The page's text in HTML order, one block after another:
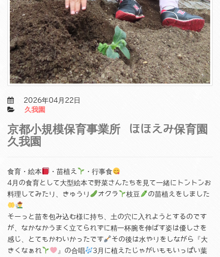
2026年04月22日
久我園
京都小規模保育事業所 ほほえみ保育園
久我園
食育・絵本 ・苗植え
・行事食
4月の食育として大型絵本で野菜さんたちを見て一緒にトントンお
料理してみたり、きゅうり
オクラ 枝豆 の苗植えをしました
そーっと苗を包み込む様に持ち、土の穴に入れようとするのです
が、なかなかうまく立てられずに精一杯腕を伸ばす姿は優しさを
感じ、とてもかわいかったです
その後は水やりをしながら『大
きくなぁれ
』の合唱
3月に植えたじゃがいももいっぱい葉